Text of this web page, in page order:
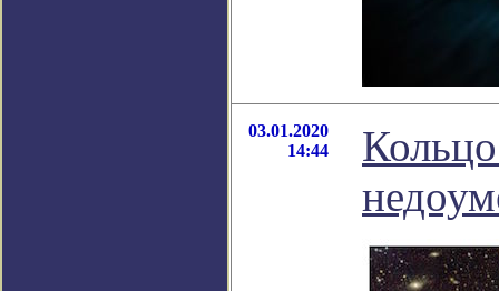
03.01.2020
14:44